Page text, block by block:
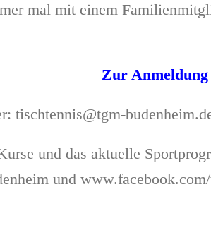
mal mit einem
Zur Anmeldung
und das aktuelle
und